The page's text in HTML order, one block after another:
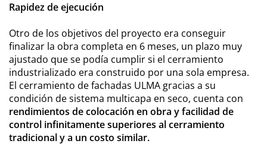
Rapidez de ejecución
Otro de los objetivos del proyecto era conseguir
finalizar la obra completa en 6 meses, un plazo muy
ajustado que se podía cumplir si el cerramiento
industrializado era construido por una sola empresa.
El cerramiento de fachadas ULMA gracias a su
condición de sistema multicapa en seco, cuenta con
rendimientos de colocación en obra y facilidad de
control infinitamente superiores al cerramiento
tradicional y a un costo similar.